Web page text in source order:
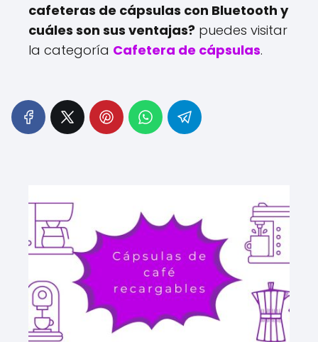
cafeteras de cápsulas con Bluetooth y
cuáles son sus ventajas? puedes visitar
la categoría Cafetera de cápsulas.